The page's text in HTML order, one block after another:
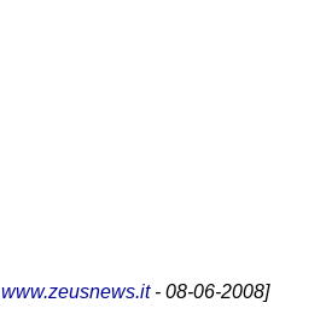
www.zeusnews.it- 08-06-2008]